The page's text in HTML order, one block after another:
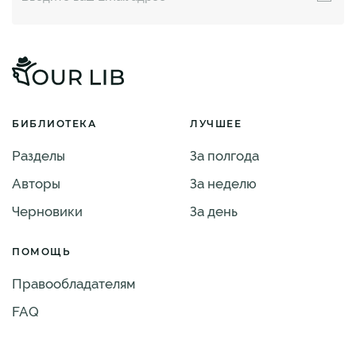
БИБЛИОТЕКА
Разделы
Авторы
Черновики
ЛУЧШЕЕ
За полгода
За неделю
За день
ПОМОЩЬ
Правообладателям
FAQ